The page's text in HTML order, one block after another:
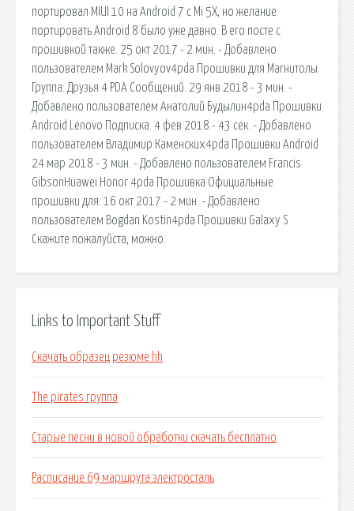
портировал MIUI 10 на Android 7 с Mi 5X, но желание
портировать Android 8 было уже давно. В его посте с
прошивкой также. 25 окт 2017 - 2 мин. - Добавлено
пользователем Mark Solovyov4pda Прошивки для Магнитолы
Группа: Друзья 4 PDA Сообщений. 29 янв 2018 - 3 мин. -
Добавлено пользователем Анатолий Будылин4pda Прошивки
Android Lenovo Подписка. 4 фев 2018 - 43 сек. - Добавлено
пользователем Владимир Каменских4pda Прошивки Android
24 мар 2018 - 3 мин. - Добавлено пользователем Francis
GibsonHuawei Honor 4pda Прошивка Официальные
прошивки для. 16 окт 2017 - 2 мин. - Добавлено
пользователем Bogdan Kostin4pda Прошивки Galaxy S
Скажите пожалуйста, можно.
Links to Important Stuff
Скачать образец резюме hh
The pirates группа
Старые песни в новой обработки скачать бесплатно
Расписание 69 маршрута электросталь